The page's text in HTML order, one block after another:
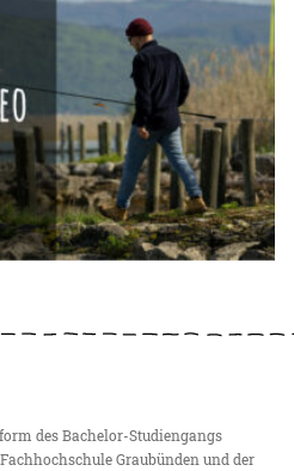
des Bachelor-Studiengangs
Graubünden und der